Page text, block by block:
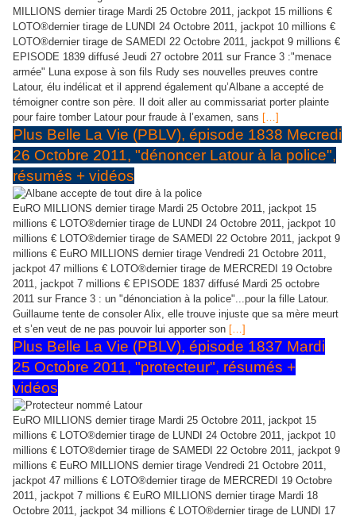
MILLIONS dernier tirage Mardi 25 Octobre 2011, jackpot 15 millions €
LOTO®dernier tirage de LUNDI 24 Octobre 2011, jackpot 10 millions €
LOTO®dernier tirage de SAMEDI 22 Octobre 2011, jackpot 9 millions €
EPISODE 1839 diffusé Jeudi 27 octobre 2011 sur France 3 :"menace
armée" Luna expose à son fils Rudy ses nouvelles preuves contre
Latour, élu indélicat et il apprend également qu’Albane a accepté de
témoigner contre son père. Il doit aller au commissariat porter plainte
pour faire tomber Latour pour fraude à l’examen, sans […]
Plus Belle La Vie (PBLV), épisode 1838 Mecredi
26 Octobre 2011, "dénoncer Latour à la police",
résumés + vidéos
EuRO MILLIONS dernier tirage Mardi 25 Octobre 2011, jackpot 15
millions € LOTO®dernier tirage de LUNDI 24 Octobre 2011, jackpot 10
millions € LOTO®dernier tirage de SAMEDI 22 Octobre 2011, jackpot 9
millions € EuRO MILLIONS dernier tirage Vendredi 21 Octobre 2011,
jackpot 47 millions € LOTO®dernier tirage de MERCREDI 19 Octobre
2011, jackpot 7 millions € EPISODE 1837 diffusé Mardi 25 octobre
2011 sur France 3 : un "dénonciation à la police"...pour la fille Latour.
Guillaume tente de consoler Alix, elle trouve injuste que sa mère meurt
et s’en veut de ne pas pouvoir lui apporter son […]
Plus Belle La Vie (PBLV), épisode 1837 Mardi
25 Octobre 2011, "protecteur", résumés +
vidéos
EuRO MILLIONS dernier tirage Mardi 25 Octobre 2011, jackpot 15
millions € LOTO®dernier tirage de LUNDI 24 Octobre 2011, jackpot 10
millions € LOTO®dernier tirage de SAMEDI 22 Octobre 2011, jackpot 9
millions € EuRO MILLIONS dernier tirage Vendredi 21 Octobre 2011,
jackpot 47 millions € LOTO®dernier tirage de MERCREDI 19 Octobre
2011, jackpot 7 millions € EuRO MILLIONS dernier tirage Mardi 18
Octobre 2011, jackpot 34 millions € LOTO®dernier tirage de LUNDI 17